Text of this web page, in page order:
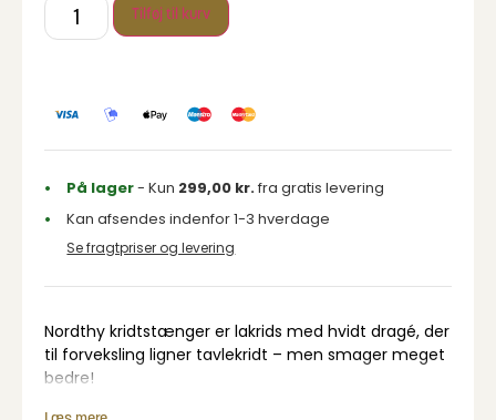
Tilføj til kurv
På lager- Kun 299,00 kr.fra gratis levering
Kan afsendes indenfor 1-3 hverdage
Se fragtpriser og levering
Nordthy kridtstænger er lakrids med hvidt dragé, der
til forveksling ligner tavlekridt – men smager meget
bedre!